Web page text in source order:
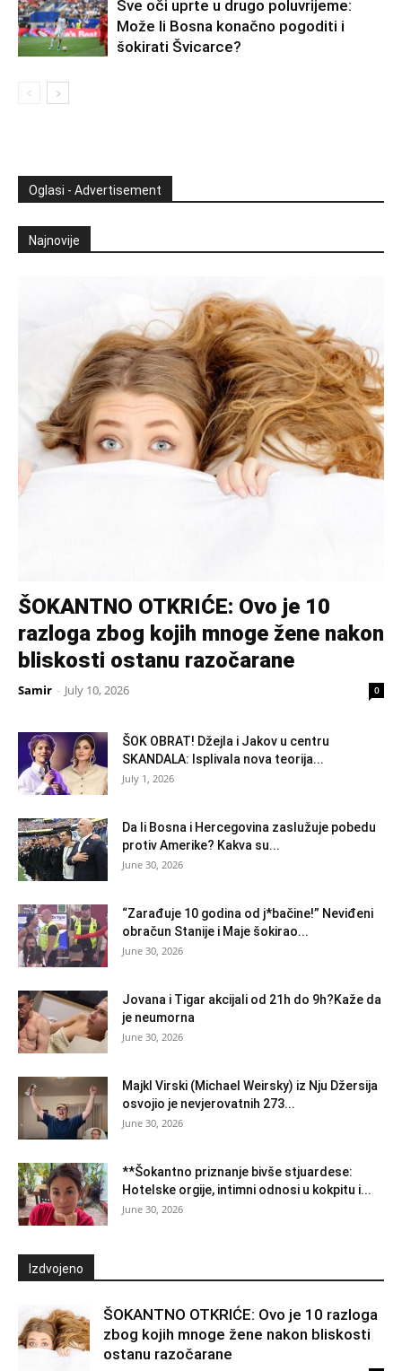
Sve oči uprte u drugo poluvrijeme:
Može li Bosna konačno pogoditi i
šokirati Švicarce?
Oglasi - Advertisement
Najnovije
ŠOKANTNO OTKRIĆE: Ovo je 10
razloga zbog kojih mnoge žene nakon
bliskosti ostanu razočarane
Samir - July 10, 2026 0
ŠOK OBRAT! Džejla i Jakov u centru
SKANDALA: Isplivala nova teorija...
July 1, 2026
Da li Bosna i Hercegovina zaslužuje pobedu
protiv Amerike? Kakva su...
June 30, 2026
“Zarađuje 10 godina od j*bačine!” Neviđeni
obračun Stanije i Maje šokirao...
June 30, 2026
Jovana i Tigar akcijali od 21h do 9h?Kaže da
je neumorna
June 30, 2026
Majkl Virski (Michael Weirsky) iz Nju Džersija
osvojio je nevjerovatnih 273...
June 30, 2026
**Šokantno priznanje bivše stjuardese:
Hotelske orgije, intimni odnosi u kokpitu i...
June 30, 2026
Izdvojeno
ŠOKANTNO OTKRIĆE: Ovo je 10 razloga
zbog kojih mnoge žene nakon bliskosti
ostanu razočarane